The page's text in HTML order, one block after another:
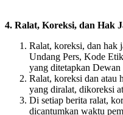
4. Ralat, Koreksi, dan Hak
Ralat, koreksi, dan hak
Undang Pers, Kode
yang ditetapkan Dewan
Ralat, koreksi dan atau
yang diralat, dikoreksi
Di setiap berita ralat,
dicantumkan waktu